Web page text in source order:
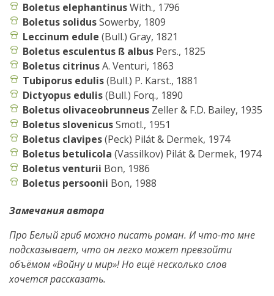
Boletus elephantinusWith., 1796
Boletus solidusSowerby, 1809
Leccinum edule (Bull.) Gray, 1821
Boletus esculentus ß albus Pers., 1825
Boletus citrinusA. Venturi, 1863
Tubiporus edulis(Bull.) P. Karst., 1881
Dictyopus edulis(Bull.) Forq., 1890
Boletus olivaceobrunneus Zeller & F.D. Bailey, 1935
Boletus slovenicusSmotl., 1951
Boletus clavipes(Peck) Pilát & Dermek, 1974
Boletus betulicola (Vassilkov) Pilát & Dermek, 1974
Boletus venturii Bon, 1986
Boletus persoonii Bon, 1988
Замечания автора
Про Белый гриб можно писать роман. И что-то мне
подсказывает, что он легко может превзойти
объёмом «Войну и мир»! Но ещё несколько слов
хочется рассказать.